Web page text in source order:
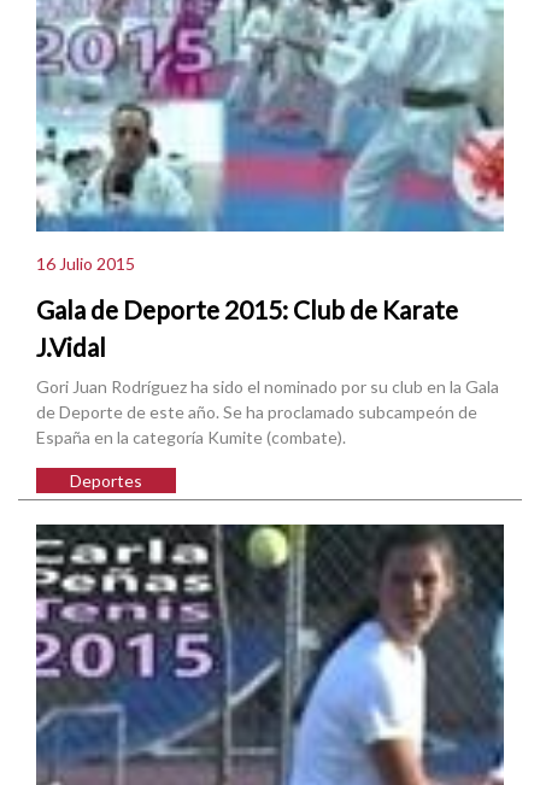
16 Julio 2015
Gala de Deporte 2015: Club de Karate
J.Vidal
Gori Juan Rodríguez ha sido el nominado por su club en la Gala
de Deporte de este año. Se ha proclamado subcampeón de
España en la categoría Kumite (combate).
Deportes